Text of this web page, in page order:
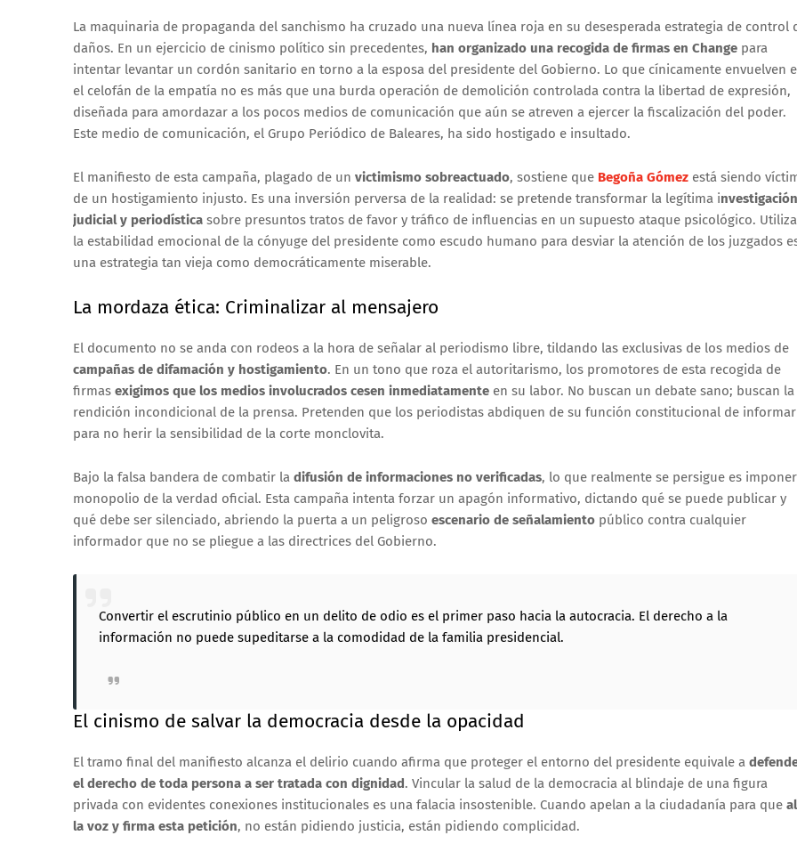
La maquinaria de propaganda del sanchismo ha cruzado una nueva línea roja en su desesperada estrategia de control
daños. En un ejercicio de cinismo político sin precedentes, han organizado una recogida de firmas en Change para
intentar levantar un cordón sanitario en torno a la esposa del presidente del Gobierno. Lo que cínicamente envuelven
el celofán de la empatía no es más que una burda operación de demolición controlada contra la libertad de expresión,
diseñada para amordazar a los pocos medios de comunicación que aún se atreven a ejercer la fiscalización del poder.
Este medio de comunicación, el Grupo Periódico de Baleares, ha sido hostigado e insultado.
El manifiesto de esta campaña, plagado de un victimismo sobreactuado, sostiene que Begoña Gómez está siendo
de un hostigamiento injusto. Es una inversión perversa de la realidad: se pretende transformar la legítima investigación
judicial y periodística sobre presuntos tratos de favor y tráfico de influencias en un supuesto ataque psicológico.
la estabilidad emocional de la cónyuge del presidente como escudo humano para desviar la atención de los juzgados
una estrategia tan vieja como democráticamente miserable.
La mordaza ética: Criminalizar al mensajero
El documento no se anda con rodeos a la hora de señalar al periodismo libre, tildando las exclusivas de los medios de
campañas de difamación y hostigamiento. En un tono que roza el autoritarismo, los promotores de esta recogida de
firmas exigimos que los medios involucrados cesen inmediatamente en su labor. No buscan un debate sano; buscan la
rendición incondicional de la prensa. Pretenden que los periodistas abdiquen de su función constitucional de informar
para no herir la sensibilidad de la corte monclovita.
Bajo la falsa bandera de combatir la difusión de informaciones no verificadas, lo que realmente se persigue es
monopolio de la verdad oficial. Esta campaña intenta forzar un apagón informativo, dictando qué se puede publicar y
qué debe ser silenciado, abriendo la puerta a un peligroso escenario de señalamiento público contra cualquier
informador que no se pliegue a las directrices del Gobierno.
Convertir el escrutinio público en un delito de odio es el primer paso hacia la autocracia. El derecho a la
información no puede supeditarse a la comodidad de la familia presidencial.
El cinismo de salvar la democracia desde la opacidad
El tramo final del manifiesto alcanza el delirio cuando afirma que proteger el entorno del presidente equivale a
el derecho de toda persona a ser tratada con dignidad. Vincular la salud de la democracia al blindaje de una figura
privada con evidentes conexiones institucionales es una falacia insostenible. Cuando apelan a la ciudadanía para que
la voz y firma esta petición, no están pidiendo justicia, están pidiendo complicidad.